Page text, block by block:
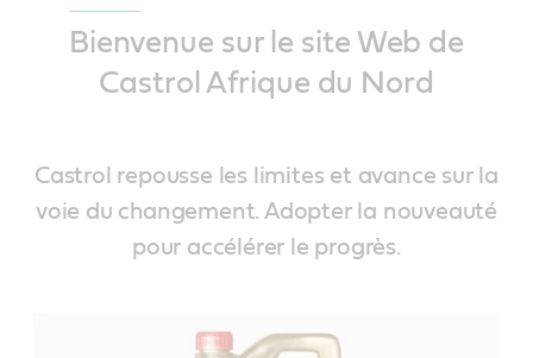
Bienvenue sur le site Web de
Castrol Afrique du Nord
Castrol repousse les limites et avance sur la
voie du changement. Adopter la nouveauté
pour accélérer le progrès.